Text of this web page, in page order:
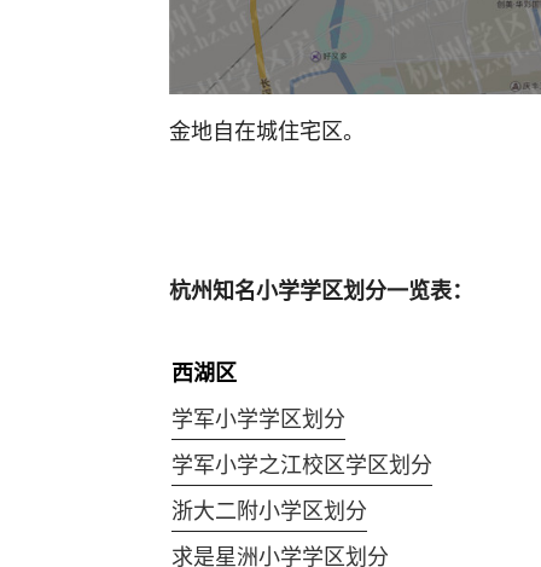
金地自在城住宅区。
杭州知名小学学区划分一览表：
西湖区
学军小学学区划分
学军小学之江校区学区划分
浙大二附小学区划分
求是星洲小学学区划分